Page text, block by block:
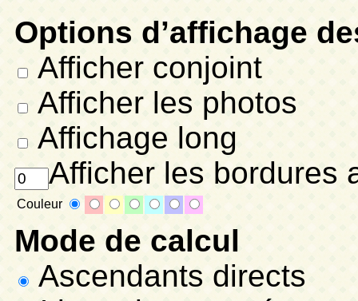
Options d’affichage
Afficher conjoint
Afficher les photos
Affichage long
Afficher les bordures
Couleur
Mode de calcul
Ascendants directs